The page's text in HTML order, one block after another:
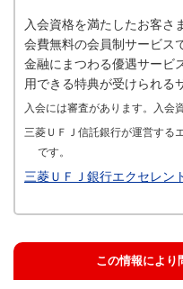
入会資格を満たしたお客さ
会費無料の会員制サービス
金融にまつわる優遇サービ
用できる特典が受けられる
入会には審査があります。入会
三菱ＵＦＪ信託銀行が運営する
です。
三菱ＵＦＪ銀行エクセレン
この情報により